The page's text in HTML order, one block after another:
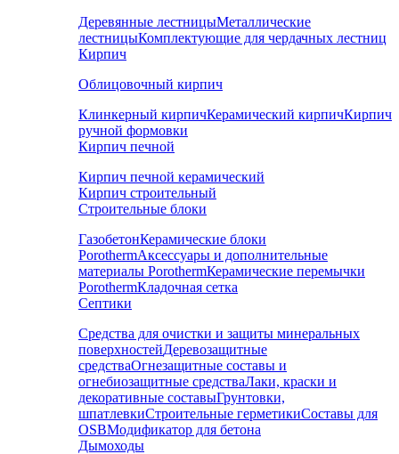
Деревянные лестницыМеталлические
лестницыКомплектующие для чердачных лестниц
Кирпич
Облицовочный кирпич
Клинкерный кирпичКерамический кирпичКирпич
ручной формовки
Кирпич печной
Кирпич печной керамический
Кирпич строительный
Строительные блоки
ГазобетонКерамические блоки
PorothermАксессуары и дополнительные
материалы PorothermКерамические перемычки
PorothermКладочная сетка
Септики
Средства для очистки и защиты минеральных
поверхностейДеревозащитные
средстваОгнезащитные составы и
огнебиозащитные средстваЛаки, краски и
декоративные составыГрунтовки,
шпатлевкиСтроительные герметикиСоставы для
OSBМодификатор для бетона
Дымоходы